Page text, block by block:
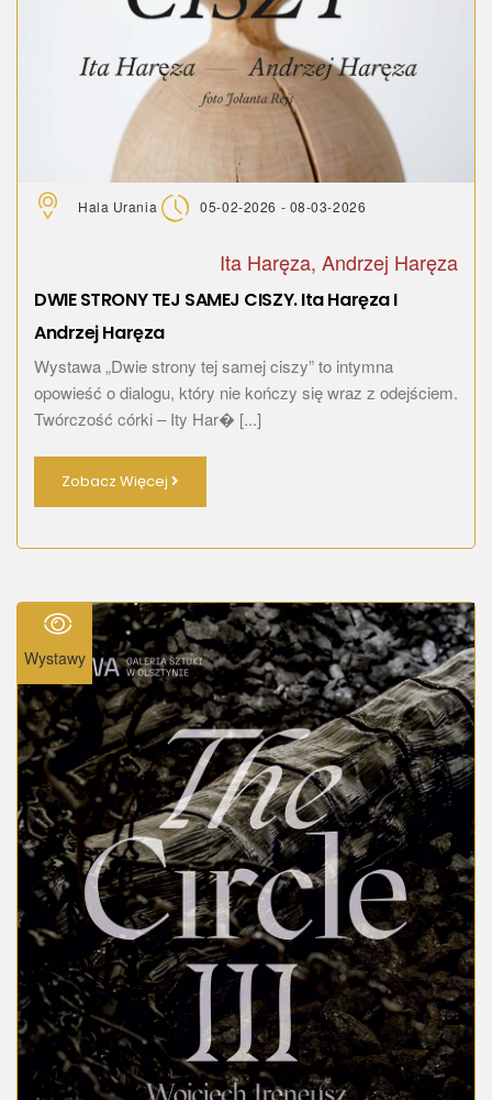
Hala Urania 05-02-2026 - 08-03-2026
Ita Haręza, Andrzej Haręza
DWIE STRONY TEJ SAMEJ CISZY. Ita Haręza I
Andrzej Haręza
Wystawa „Dwie strony tej samej ciszy” to intymna
opowieść o dialogu, który nie kończy się wraz z odejściem.
Twórczość córki – Ity Har� [...]
Zobacz Więcej
Wystawy